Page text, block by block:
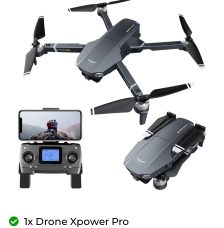
1x Drone Xpower Pro